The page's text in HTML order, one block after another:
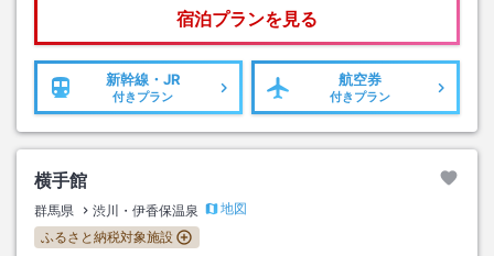
宿泊プランを見る
新幹線・JR
付きプラン
航空券
付きプラン
横手館
群馬県 渋川・伊香保温泉
地図
ふるさと納税対象施設